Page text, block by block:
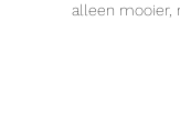
alleen mooier,